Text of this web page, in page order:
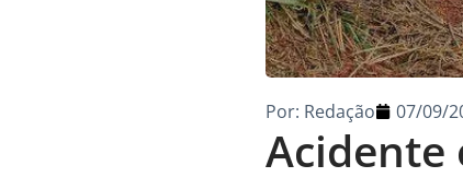
Acidente
Por: Redação 07/09/